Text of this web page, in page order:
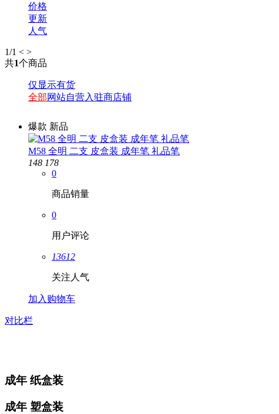
价格
更新
人气
1/1 < >
共1个商品
仅显示有货
全部网站自营入驻商店铺
爆款 新品
M58 全明 二支 皮盒装 成年笔 礼品笔
148 178
0
商品销量
0
用户评论
13612
关注人气
加入购物车
对比栏
成年 纸盒装
成年 塑盒装